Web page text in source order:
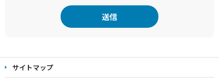
文
こ サイトマップ